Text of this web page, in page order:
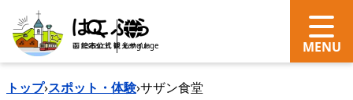
search Language
トップ›スポット・体験›サザン食堂